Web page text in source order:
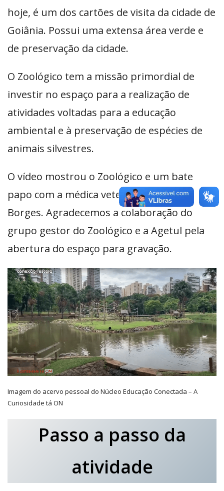
hoje, é um dos cartões de visita da cidade de
Goiânia. Possui uma extensa área verde e
de preservação da cidade.
O Zoológico tem a missão primordial de
investir no espaço para a realização de
atividades voltadas para a educação
ambiental e à preservação de espécies de
animais silvestres.
O vídeo mostrou o Zoológico e um bate
papo com a médica veterinária Viviane
Borges. Agradecemos a colaboração do
grupo gestor do Zoológico e a Agetul pela
abertura do espaço para gravação.
Imagem do acervo pessoal do Núcleo Educação Conectada – A
Curiosidade tá ON
Passo a passo da
atividade